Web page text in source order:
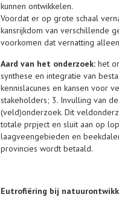
kunnen ontwikkelen.
Voordat er op grote schaal
kansrijkdom van verschillende
voorkomen dat vernatting
Aard van het onderzoek: het
synthese en integratie van
kennislacunes en kansen voor
stakeholders; 3. Invulling van
(veld)onderzoek. Dit
totale prpject en sluit aan op
laagveengebieden en
provincies wordt betaald.
Eutrofiëring bij